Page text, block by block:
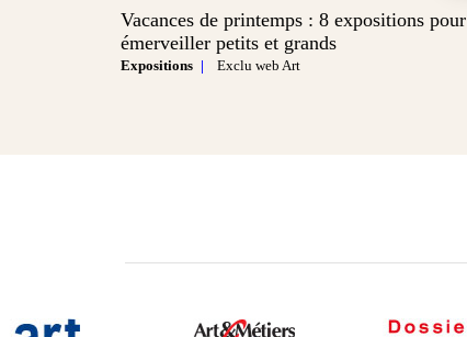
Vacances de printemps : 8 expositions pour
émerveiller petits et grands
Expositions Exclu web Art